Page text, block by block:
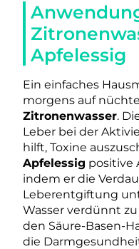
Apfelessig
Ein einfaches
morgens auf
Zitronenwasser.
Leber bei der
hilft, Toxine
Apfelessig positive
indem er die
Leberentgiftung
Wasser verdünnt
den Säure-Basen-
die